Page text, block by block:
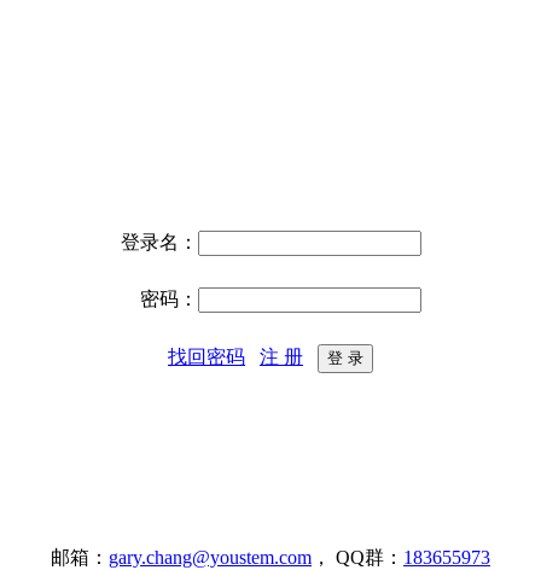
登录名：
密码：
找回密码 注 册
邮箱： gary.chang@youstem.com ， QQ群： 183655973